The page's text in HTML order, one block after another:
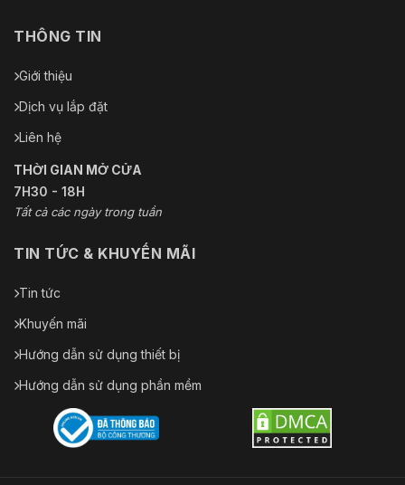
THÔNG TIN
Giới thiệu
Dịch vụ lắp đặt
Liên hệ
THỜI GIAN MỞ CỬA
7H30 - 18H
Tất cả các ngày trong tuần
TIN TỨC & KHUYẾN MÃI
Tin tức
Khuyến mãi
Hướng dẫn sử dụng thiết bị
Hướng dẫn sử dụng phần mềm